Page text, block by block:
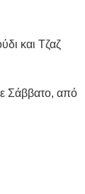
και Τζαζ
Σάββατο, από